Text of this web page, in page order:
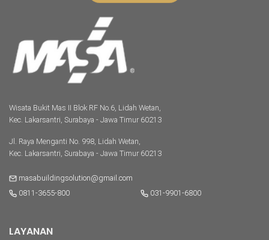
Wisata Bukit Mas II Blok RF No.6, Lidah Wetan,
Kec. Lakarsantri, Surabaya - Jawa Timur 60213
Jl. Raya Menganti No. 998, Lidah Wetan,
Kec. Lakarsantri, Surabaya - Jawa Timur 60213
masabuildingsolution@gmail.com
0811-3655-800
031-9901-6800
LAYANAN